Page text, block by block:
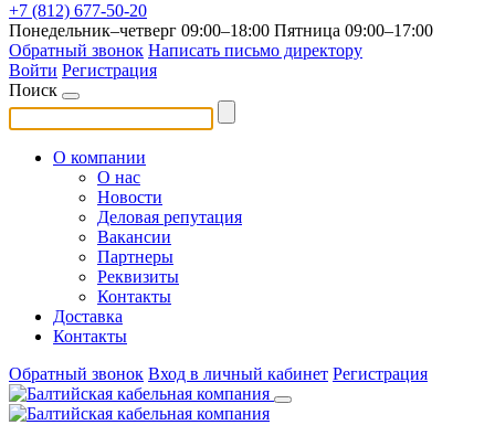
+7 (812) 677-50-20
Понедельник–четверг 09:00–18:00 Пятница 09:00–17:00
Обратный звонок Написать письмо директору
Войти Регистрация
Поиск
О компании
О нас
Новости
Деловая репутация
Вакансии
Партнеры
Реквизиты
Контакты
Доставка
Контакты
Обратный звонок Вход в личный кабинет Регистрация